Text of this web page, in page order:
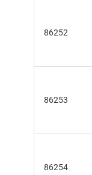
86252
86253
86254